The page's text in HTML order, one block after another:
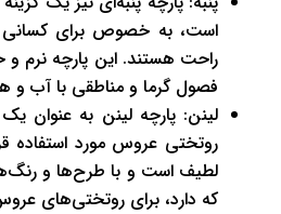
است، به خصوص برای کسانی
راحت هستند. این پارچه نرم
فصول گرما و مناطقی با آب و
لینن: پارچه لینن به عنوان
روتختی عروس مورد استفاده
لطیف است و با طرح‌ها و
که دارد، برای روتختی‌های